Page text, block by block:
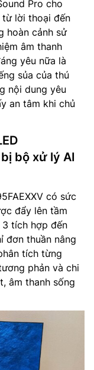
Pro cho
từ lời thoại đến
hoàn cảnh sử
âm thanh
yêu nữa là
sủa của thú
nội dung yêu
an tâm khi chủ
bộ xử lý AI
có sức
đẩy lên tầm
tích hợp đến
đơn thuần nâng
tích từng
phản và chi
âm thanh sống